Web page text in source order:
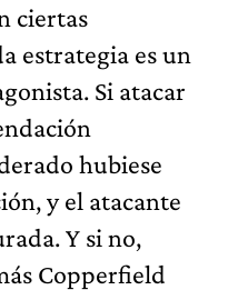
ciertas
estrategia es un
Si atacar
hubiese
y el atacante
Y si no,
Copperfield